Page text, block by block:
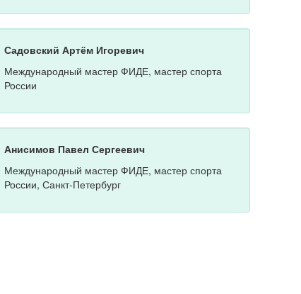
Садовский Артём Игоревич
Международный мастер ФИДЕ, мастер спорта
России
Анисимов Павел Сергеевич
Международный мастер ФИДЕ, мастер спорта
России, Санкт-Петербург